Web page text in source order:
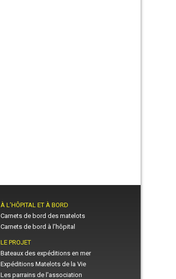
À L’HÔPITAL ET À BORD
Carnets de bord des matelots
Carnets de bord à l’hôpital
LE PROJET
Bateaux des expéditions en mer
Expéditions Matelots de la Vie
Les parrains de l'association